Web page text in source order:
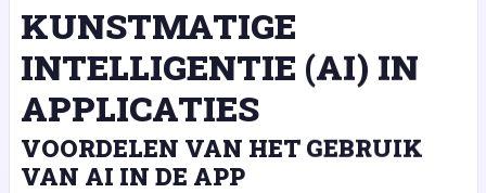
KUNSTMATIGE
INTELLIGENTIE (AI) IN
APPLICATIES
VOORDELEN VAN HET GEBRUIK
VAN AI IN DE APP